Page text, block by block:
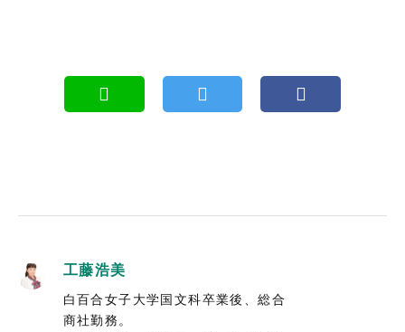
工藤浩美
白百合女子大学国文科卒業後、総合
商社勤務。